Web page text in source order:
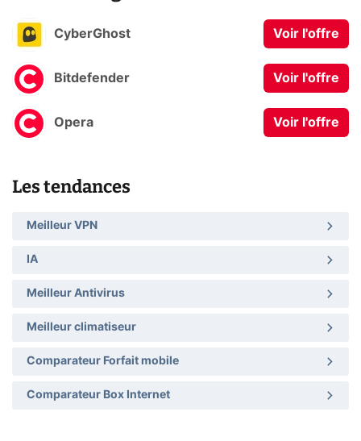
CyberGhost Voir l'offre
Bitdefender Voir l'offre
Opera Voir l'offre
Les tendances
Meilleur VPN
IA
Meilleur Antivirus
Meilleur climatiseur
Comparateur Forfait mobile
Comparateur Box Internet